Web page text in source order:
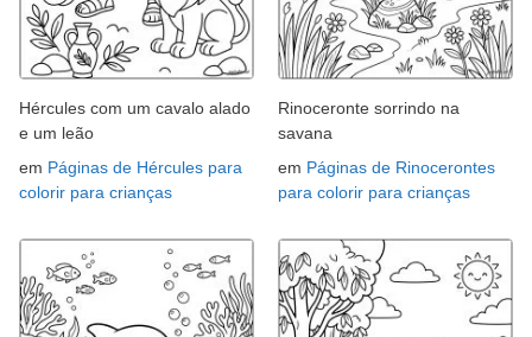
Hércules com um cavalo alado
e um leão
em Páginas de Hércules para
colorir para crianças
Rinoceronte sorrindo na
savana
em Páginas de Rinocerontes
para colorir para crianças